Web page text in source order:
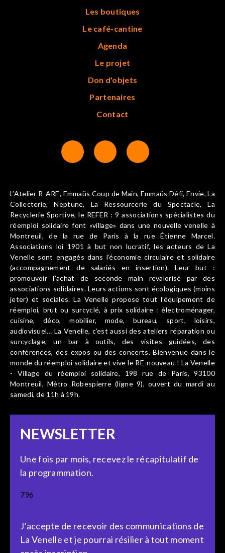
Les boutiques
Le café-cantine
Agenda
Le projet
Don d'objets
Partenaires
Contact
L’Atelier R-ARE, Emmaüs Coup de Main, Emmaüs Défi, Envie, La
Collecterie, Neptune, La Ressourcerie du Spectacle, La
Recyclerie Sportive, le REFER : 9 associations spécialistes du
réemploi solidaire font «village» dans une nouvelle venelle à
Montreuil, de la rue de Paris à la rue Étienne Marcel.
Associations loi 1901 à but non lucratif, les acteurs de La
Venelle sont engagés dans l’économie circulaire et solidaire
(accompagnement de salariés en insertion). Leur but :
promouvoir l’achat de seconde main revalorisé par des
associations solidaires. Leurs actions sont écologiques (moins
jeter) et sociales. La Venelle propose tout l’équipement de
réemploi, brut ou surcyclé, à prix solidaire : électroménager,
cuisine, déco, mobilier, mode, bureau, sport, loisirs,
audiovisuel… La Venelle, c’est aussi des ateliers réparation ou
surcyclage, un bar à outils, des visites guidées, des
conférences, des expos ou des concerts. Bienvenue dans le
monde du réemploi solidaire et vive le RE-nouveau ! La Venelle
- Village du réemploi solidaire, 198 rue de Paris, 93100
Montreuil, Métro Robespierre (ligne 9), ouvert du mardi au
samedi, de 11h à 19h.
NEWSLETTER
Une fois par mois, recevez le récapitulatif de
la programmation.
796
J’accepte de recevoir des communications de
La Venelle et je pourrai résilier à tout moment